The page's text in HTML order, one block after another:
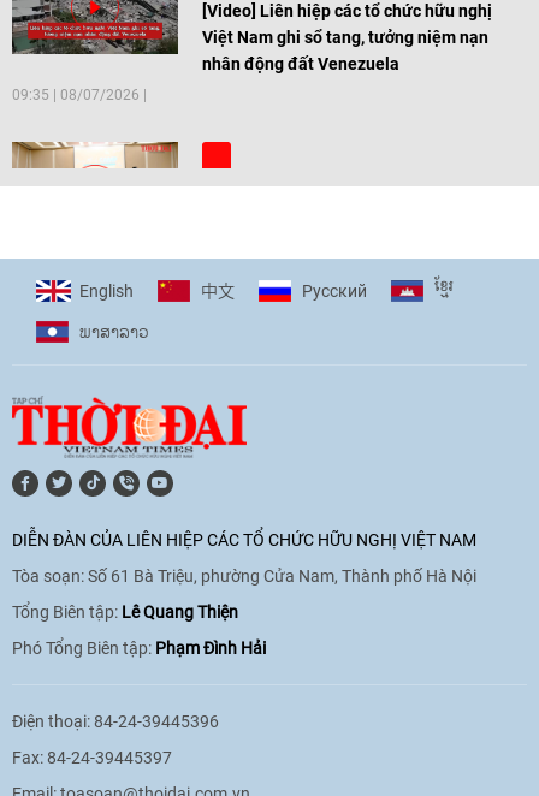
[Video] Liên hiệp các tổ chức hữu nghị
Việt Nam ghi sổ tang, tưởng niệm nạn
nhân động đất Venezuela
09:35 08/07/2026
[Video] Trẻ em Đông Á cùng kiến tạo
11:10|17/06/2026
hòa bình, hữu nghị giữa các dân tộc"
cho Đại sứ Hungary tại Việt Nam
17:25| 13/06/2026
English 中文 Pусский ខ្មែរ
ພາ​ສາ​ລາວ
DIỄN ĐÀN CỦA LIÊN HIỆP CÁC TỔ CHỨC HỮU NGHỊ VIỆT NAM
Tòa soạn: Số 61 Bà Triệu, phường Cửa Nam, Thành phố Hà Nội
Tổng Biên tập: Lê Quang Thiện
Phó Tổng Biên tập: Phạm Đình Hải
Điện thoại: 84-24-39445396
Fax: 84-24-39445397